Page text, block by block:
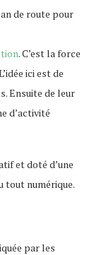
. C’est la force
ici est de
Ensuite de leur
d’activité
et doté d’une
tout numérique.
par les